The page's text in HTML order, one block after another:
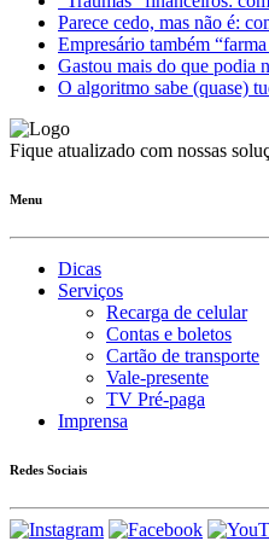
Parece cedo, mas não é:
Empresário também
Gastou mais do que podia
O algoritmo sabe (quase)
Fique atualizado com nossas
Menu
Dicas
Serviços
Recarga de celular
Contas e boletos
Cartão de transporte
Vale-presente
TV Pré-paga
Imprensa
Redes Sociais